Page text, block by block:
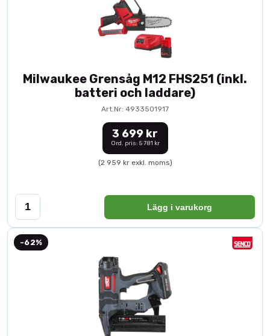
Milwaukee Grensåg M12 FHS251 (inkl.
batteri och laddare)
Art.Nr: 4933501917
3 699 kr
Ord. pris: 5 781 kr
(2 959 kr exkl. moms)
Lägg i varukorg
-62%